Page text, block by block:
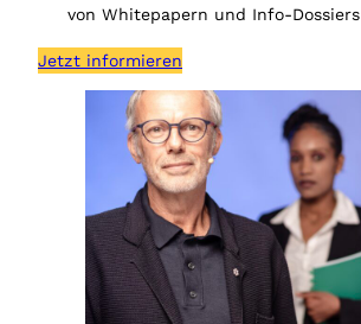
von Whitepapern und Info-Dossiers
Jetzt informieren